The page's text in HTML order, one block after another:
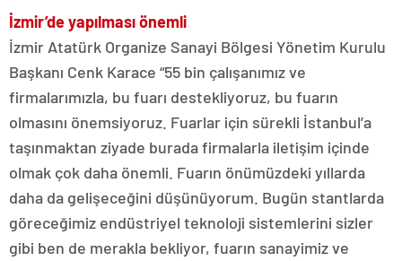
İzmir’de yapılması önemli
İzmir Atatürk Organize Sanayi Bölgesi Yönetim Kurulu
Başkanı Cenk Karace “55 bin çalışanımız ve
firmalarımızla, bu fuarı destekliyoruz, bu fuarın
olmasını önemsiyoruz. Fuarlar için sürekli İstanbul’a
taşınmaktan ziyade burada firmalarla iletişim içinde
olmak çok daha önemli. Fuarın önümüzdeki yıllarda
daha da gelişeceğini düşünüyorum. Bugün stantlarda
göreceğimiz endüstriyel teknoloji sistemlerini sizler
gibi ben de merakla bekliyor, fuarın sanayimiz ve